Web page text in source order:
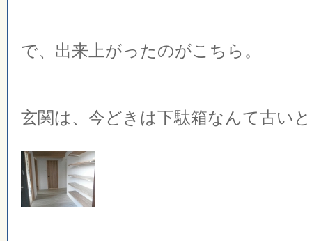
で、出来上がったのがこちら。
玄関は、今どきは下駄箱なんて古い